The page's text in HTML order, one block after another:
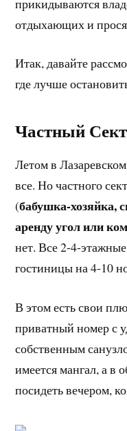
отдыхающих и
Итак, давайте
где лучше
Частный
Летом в
все. Но частного
(бабушка-хозяйка,
аренду угол или
нет. Все 2-4-
гостиницы на 4-10
В этом есть свои
приватный номер с
собственным
имеется мангал, а в
посидеть вечером,